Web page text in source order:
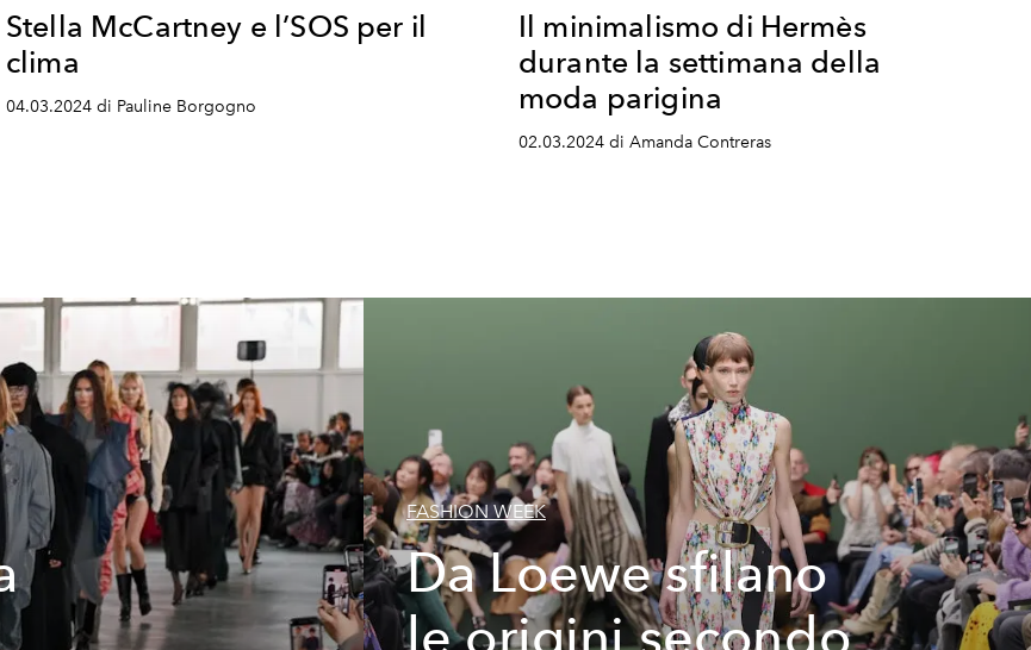
Stella McCartney e l’SOS per il
clima
04.03.2024 di Pauline Borgogno
Il minimalismo di Hermès
durante la settimana della
moda parigina
02.03.2024 di Amanda Contreras
FASHION WEEK
Da Loewe sfilano
le origini secondo